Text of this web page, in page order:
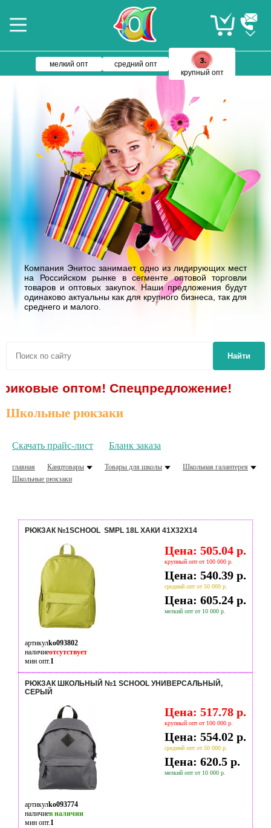
мелкий опт
средний опт
крупный опт
Компания Энитос занимает одно из лидирующих мест
на Российском рынке в сегменте оптовой торговли
товаров и оптовых закупок. Наши предложения будут
одинаково актуальны как для крупного бизнеса, так для
среднего и малого.
Найти
оптом! Спецпредложение!
Школьные рюкзаки
Скачать прайс-лист Бланк заказа
главная Канцтовары Товары для школы
Школьная галантерея
Школьные рюкзаки
РЮКЗАК №1SCHOOL SMPL 18L ХАКИ 41Х32Х14
Цена: 505.04 р.
крупный опт от 100 000 р.
Цена: 540.39 р.
средний опт от 50 000 р.
Цена: 605.24 р.
мелкий опт от 10 000 р.
артикулko093802
наличиеотсутствует
мин опт.1
РЮКЗАК ШКОЛЬНЫЙ №1 SCHOOL УНИВЕРСАЛЬНЫЙ,
СЕРЫЙ
Цена: 517.78 р.
крупный опт от 100 000 р.
Цена: 554.02 р.
средний опт от 50 000 р.
Цена: 620.5 р.
мелкий опт от 10 000 р.
артикулko093774
наличиев наличии
мин опт.1